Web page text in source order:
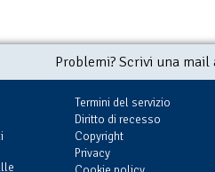
Problemi? Scrivi una
Termini del servizio
Diritto di recesso
Copyright
Privacy